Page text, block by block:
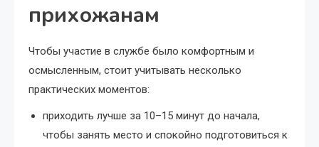
прихожанам
Чтобы участие в службе было комфортным и
осмысленным, стоит учитывать несколько
практических моментов:
приходить лучше за 10–15 минут до начала,
чтобы занять место и спокойно подготовиться к